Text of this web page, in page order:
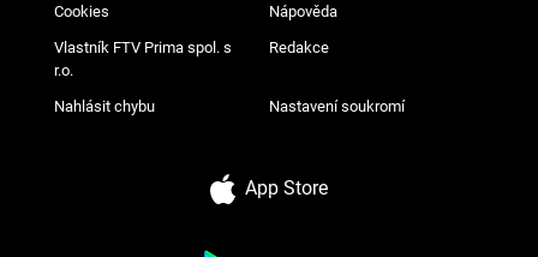
Cookies Nápověda
Vlastník FTV Prima spol. s
r.o.
Redakce
Nahlásit chybu Nastavení soukromí
App Store